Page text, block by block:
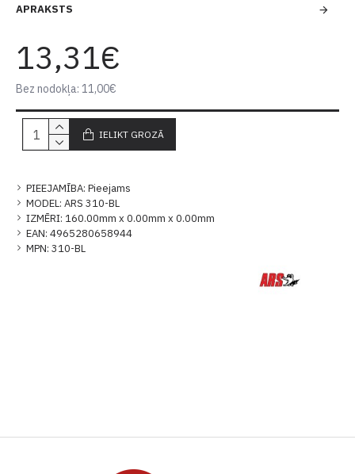
APRAKSTS
PIEEJAMĪBA: Pieejams
MODEL: ARS 310-BL
IZMĒRI: 160.00mm x 0.00mm x 0.00mm
EAN: 4965280658944
MPN: 310-BL
13,31€
Bez nodokļa: 11,00€
IELIKT GROZĀ